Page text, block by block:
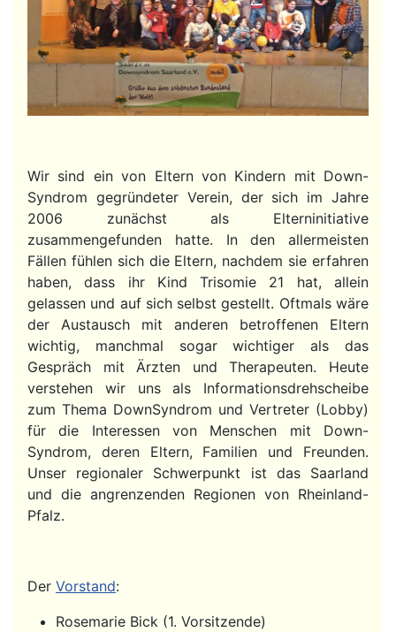
Wir sind ein von Eltern von Kindern mit Down-
Syndrom gegründeter Verein, der sich im Jahre
2006 zunächst als Elterninitiative
zusammengefunden hatte. In den allermeisten
Fällen fühlen sich die Eltern, nachdem sie erfahren
haben, dass ihr Kind Trisomie 21 hat, allein
gelassen und auf sich selbst gestellt. Oftmals wäre
der Austausch mit anderen betroffenen Eltern
wichtig, manchmal sogar wichtiger als das
Gespräch mit Ärzten und Therapeuten. Heute
verstehen wir uns als Informationsdrehscheibe
zum Thema DownSyndrom und Vertreter (Lobby)
für die Interessen von Menschen mit Down-
Syndrom, deren Eltern, Familien und Freunden.
Unser regionaler Schwerpunkt ist das Saarland
und die angrenzenden Regionen von Rheinland-
Pfalz.
Der Vorstand:
Rosemarie Bick (1. Vorsitzende)